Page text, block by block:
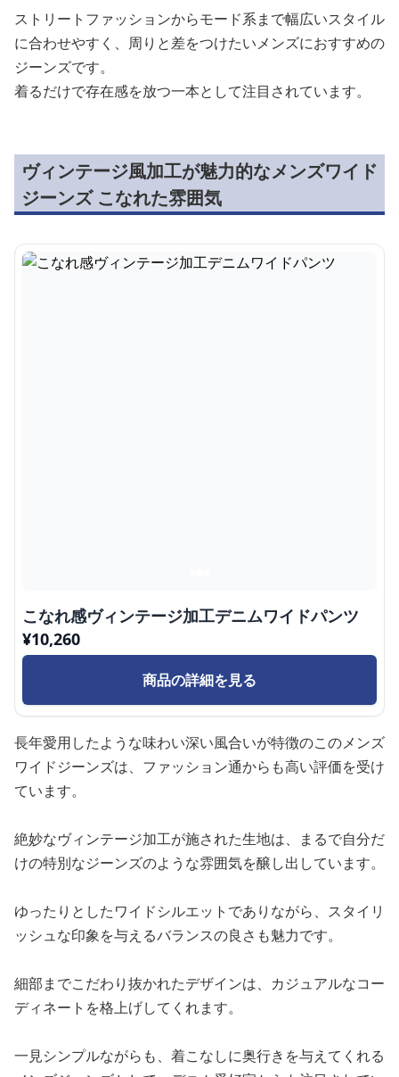
他にはない個性的なデザインながら、デイリーユースしや
すい絶妙なバランスを実現。
アパレルショップのディスプレイに使われるようなおしゃ
ストリートファッションからモード系まで幅広いスタイル
に合わせやすく、周りと差をつけたいメンズにおすすめの
ジーンズです。
着るだけで存在感を放つ一本として注目されています。
こなれ感ヴィンテージ加工デニムワイドパンツ
¥10,260
商品の詳細を見る
ワイドジーンズは、ファッション通からも高い評価を受け
ています。
絶妙なヴィンテージ加工が施された生地は、まるで自分だ
けの特別なジーンズのような雰囲気を醸し出しています。
ゆったりとしたワイドシルエットでありながら、スタイリ